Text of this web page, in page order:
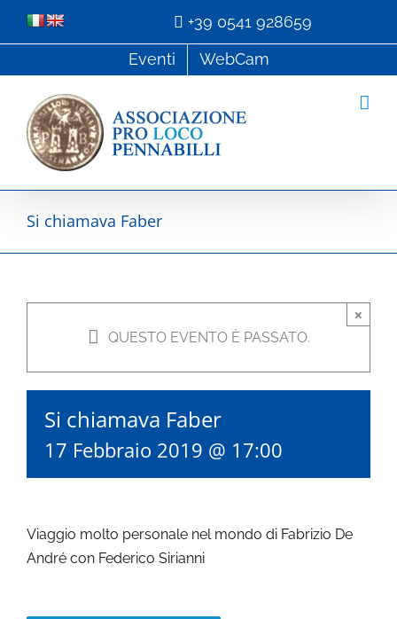
Salta
+39 0541 928659
Eventi WebCam
Si chiamava Faber
QUESTO EVENTO È PASSATO.
×
Si chiamava Faber
17 Febbraio 2019 @ 17:00
Viaggio molto personale nel mondo di Fabrizio De
André con Federico Sirianni